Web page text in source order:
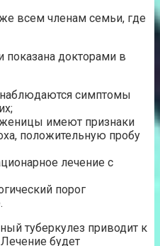
всем членам семьи, где
докторами в
симптомы
имеют признаки
положительную пробу
лечение с
порог
туберкулез приводит к
будет